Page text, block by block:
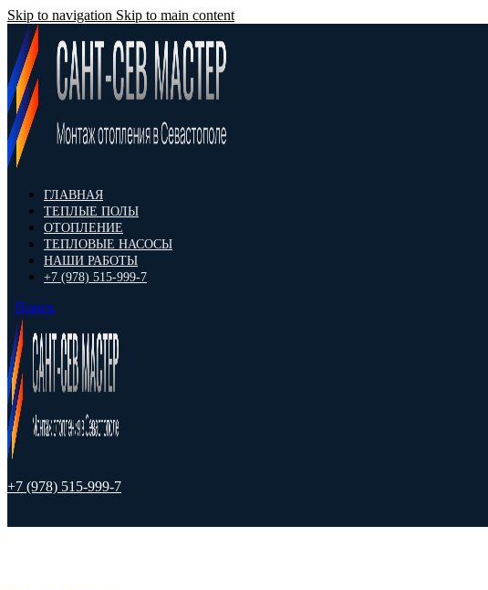
Skip to navigation Skip to main content
ГЛАВНАЯ
ТЕПЛЫЕ ПОЛЫ
ОТОПЛЕНИЕ
ТЕПЛОВЫЕ НАСОСЫ
НАШИ РАБОТЫ
+7 (978) 515-999-7
Поиск
+7 (978) 515-999-7